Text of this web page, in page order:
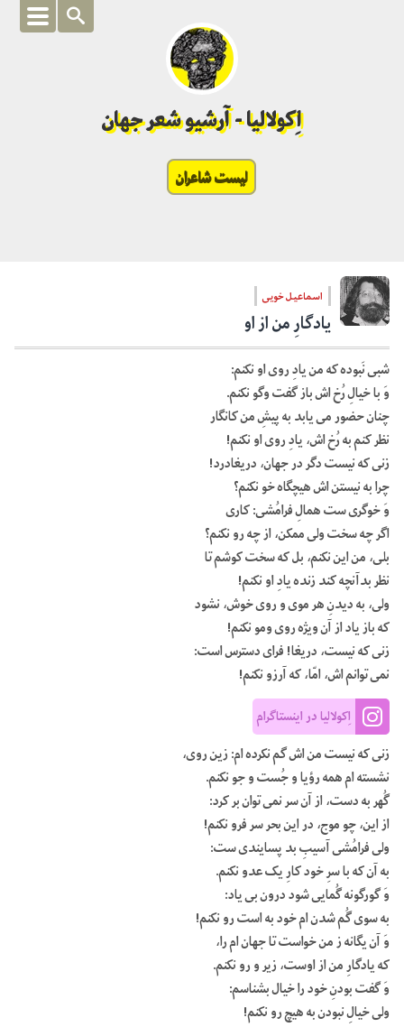
اِکولالیا - آرشیو شعر جهان
لیست شاعران
اسماعیل خویی
یادگارِ من از او
شبی نَبوده که من یادِ روی او نکنم:
وَ با خیالِ رُخ اش باز گفت وگو نکنم.
چنان حضور می یابد به پیشِ من کانگار
نظر کنم به رُخ اش، یادِ روی او نکنم!
زنی که نیست دگر در جهان، دریغادرد!
چرا به نیستن اش هیچگاه خو نکنم؟
وَ خوگری ست همالِ فرامُشی: کاری
اگر چه سخت ولی ممکن، از چه رو نکنم؟
بلی، من این نکنم، بل که سخت کوشم تا
نظر بدآنچه کند زنده یادِ او نکنم!
ولی، به دیدنِ هر موی و روی خوش، نشود
که باز یاد از آن ویژه روی ومو نکنم!
زنی که نیست، دریغا! فرای دسترس است:
نمی توانم اش، امّا، که آرزو نکنم!
اِکولالیا در اینستاگرام
زنی که نیست من اش گم نکرده ام: زین روی،
نشسته ام همه رؤیا و جُست و جو نکنم.
گُهر به دست، از آن سر نمی توان بر کرد:
از این، چو موج، در این بحر سر فرو نکنم!
ولی فرامُشی آسیبِ بد پسایندی ست:
به آن که با سرِ خود کارِ یک عدو نکنم.
وَ گورگونه گُمایی شود درون بی یاد:
به سوی گُم شدن ام خود به است رو نکنم!
وَ آن یگانه ز من خواست تا جهان ام را،
که یادگارِ من از اوست، زیر و رو نکنم.
وَ گفت بودنِ خود را خیال بشناسم:
ولی خیالِ نبودن به هیچ رو نکنم!